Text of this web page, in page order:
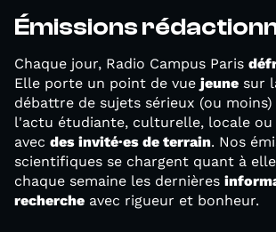
Émissions
Chaque jour, Radio Campus Paris
Elle porte un point de vue jeune sur
débattre de sujets sérieux (ou
l'actu étudiante, culturelle, locale
avec des invité·es de terrain. Nos
scientifiques se chargent quant à
chaque semaine les dernières
recherche avec rigueur et bonheur.